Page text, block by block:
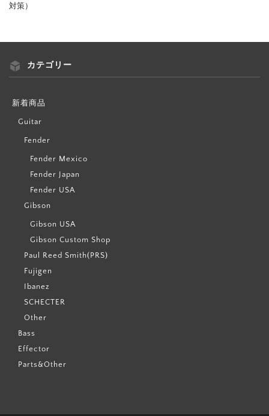
対策）
カテゴリー
新着商品
Guitar
Fender
Fender Mexico
Fender Japan
Fender USA
Gibson
Gibson USA
Gibson Custom Shop
Paul Reed Smith(PRS)
Fujigen
Ibanez
SCHECTER
Other
Bass
Effector
Parts&Other